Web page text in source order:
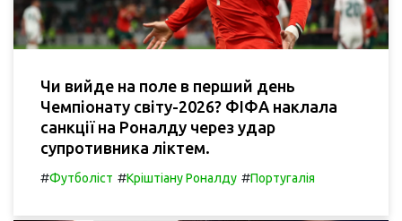
Чи вийде на поле в перший день
Чемпіонату світу-2026? ФІФА наклала
санкції на Роналду через удар
супротивника ліктем.
#Футболіст #Кріштіану Роналду #Португалія